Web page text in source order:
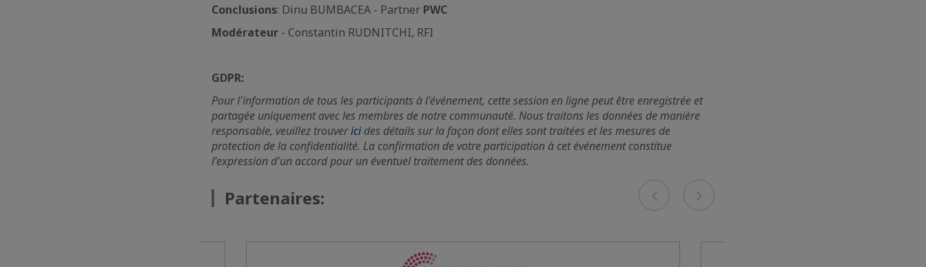
Conclusions: Dinu BUMBACEA - Partner PWC
Modérateur - Constantin RUDNITCHI, RFI
GDPR:
Pour l'information de tous les participants à l'événement, cette session en ligne peut être enregistrée et
partagée uniquement avec les membres de notre communauté. Nous traitons les données de manière
responsable, veuillez trouvericides détails sur la façon dont elles sont traitées et les mesures de
protection de la confidentialité. La confirmation de votre participation à cet événement constitue
l'expression d'un accord pour un éventuel traitement des données.
Partenaires:
Previous